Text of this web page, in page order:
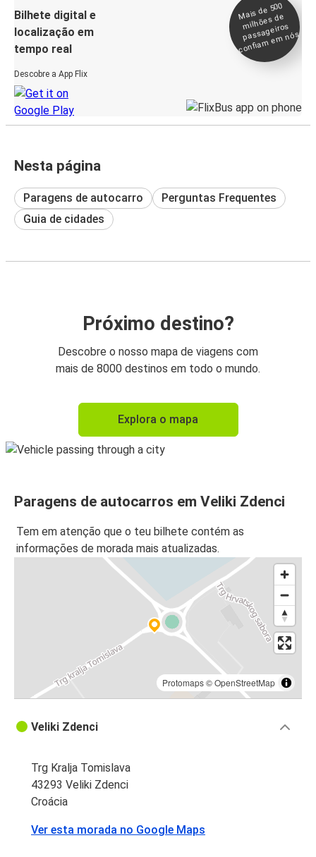
Bilhete digital e
localização em
tempo real
Descobre a App Flix
Mais de 500
milhões de
passageiros
confia
m e
m nós
Nesta página
Paragens de autocarro
Perguntas Frequentes
Guia de cidades
Próximo destino?
Descobre o nosso mapa de viagens com
mais de 8000 destinos em todo o mundo.
Explora o mapa
Paragens de autocarros em Veliki Zdenci
Tem em atenção que o teu bilhete contém as
informações de morada mais atualizadas.
Protomaps©OpenStreetMap
Veliki Zdenci
Trg Kralja Tomislava
43293 Veliki Zdenci
Croácia
Ver esta morada no Google Maps